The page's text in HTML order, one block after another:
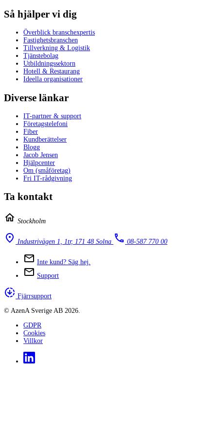
Så hjälper vi dig
Överblick branschexpertis
Fastighetsbranschen
Tillverkning & Logistik
Tjänstebolag
Utbildningssektorn
Hotell & Restaurang
Ideella organisationer
Diverse länkar
IT-partner & support
Företagstelefoni
Fiber
Kundberättelser
Blogg
Jacob Jensen
Hjälpcenter
Om (småföretag)
Fri IT-rådgivning
Ta kontakt
Stockholm
Industrivägen 1, 1tr, 171 48 Solna 08-587 770 00
Inte kund? Säg hej.
Support
Fjärrsupport
© AzenA Sverige AB 2026.
GDPR
Cookies
Villkor